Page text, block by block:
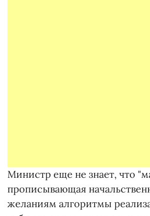
Министр еще не знает, что
прописывающая
желаниям алгоритмы